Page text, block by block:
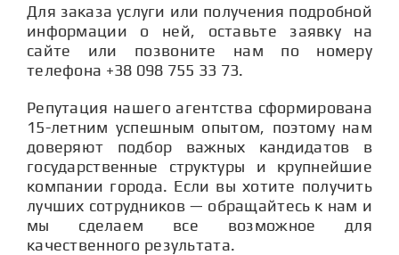
Для заказа услуги или получения подробной
информации о ней, оставьте заявку на
сайте или позвоните нам по номеру
телефона +38 098 755 33 73.
Репутация нашего агентства сформирована
15-летним успешным опытом, поэтому нам
доверяют подбор важных кандидатов в
государственные структуры и крупнейшие
компании города. Если вы хотите получить
лучших сотрудников — обращайтесь к нам и
мы сделаем все возможное для
качественного результата.